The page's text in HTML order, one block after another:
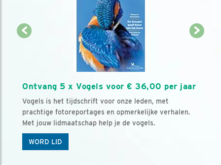
Ontvang 5 x Vogels voor € 36,00 per jaar
Vogels is het tijdschrift voor onze leden, met
prachtige fotoreportages en opmerkelijke verhalen.
Met jouw lidmaatschap help je de vogels.
WORD LID